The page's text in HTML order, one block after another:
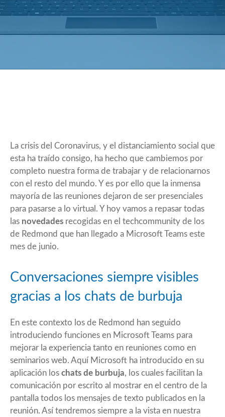
La crisis del Coronavirus, y el distanciamiento social que
esta ha traído consigo, ha hecho que cambiemos por
completo nuestra forma de trabajar y de relacionarnos
con el resto del mundo. Y es por ello que la inmensa
mayoría de las reuniones dejaron de ser presenciales
para pasarse a lo virtual. Y hoy vamos a repasar todas
las novedades recogidas en el techcommunity de los
de Redmond que han llegado a Microsoft Teams este
mes de junio.
Conversaciones siempre visibles
gracias a los chats de burbuja
En este contexto los de Redmond han seguido
introduciendo funciones en Microsoft Teams para
mejorar la experiencia tanto en reuniones como en
seminarios web. Aquí Microsoft ha introducido en su
aplicación los chats de burbuja, los cuales facilitan la
comunicación por escrito al mostrar en el centro de la
pantalla todos los mensajes de texto publicados en la
reunión. Así tendremos siempre a la vista en nuestra